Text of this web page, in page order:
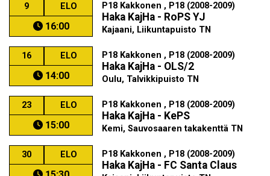
9 ELO
16:00
P18 Kakkonen , P18 (2008-2009)
Haka KajHa - RoPS YJ
Kajaani, Liikuntapuisto TN
16 ELO
14:00
P18 Kakkonen , P18 (2008-2009)
Haka KajHa - OLS/2
Oulu, Talvikkipuisto TN
23 ELO
15:00
P18 Kakkonen , P18 (2008-2009)
Haka KajHa - KePS
Kemi, Sauvosaaren takakenttä TN
30 ELO P18 Kakkonen , P18 (2008-2009)
Haka KajHa - FC Santa Claus